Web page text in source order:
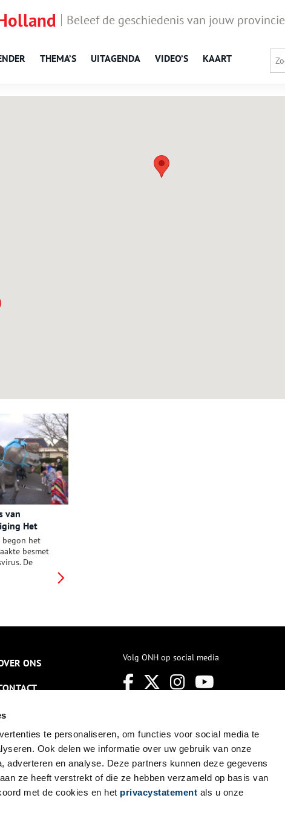
te personaliseren, om functies voor social media te
Ook delen we informatie over uw gebruik van onze
adverteren en analyse. Deze partners kunnen deze gegevens
ze heeft verstrekt of die ze hebben verzameld op basis van
met de cookies en het privacystatement als u onze
Beleef de geschiedenis van jouw provincie
THEMA’S UITAGENDA VIDEO’S KAART
van
Het
begon het
besmet
De
geweest
van Elf en
ONS Volg ONH op social media